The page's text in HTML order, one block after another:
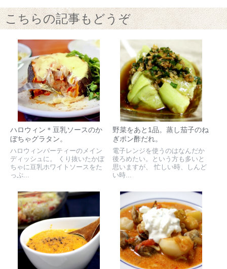
こちらの記事もどうぞ
ハロウィン＊豆乳ソースのか
ぼちゃグラタン。
ハロウィンパーティーのメイン
ディッシュに。 くり抜いたかぼ
ちゃに豆乳ホワイトソースをた
っぷ...
野菜をあと1品。蒸し茄子のね
ぎポン酢だれ。
電子レンジを使うのはなんだか
後ろめたい。という方も多いと
思いますが、 忙しい時、しんど
い時...